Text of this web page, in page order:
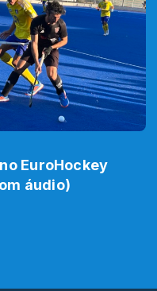
EuroHockey
áudio)